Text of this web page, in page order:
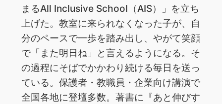
まるAll Inclusive School（AIS）」を立ち
上げた。教室に来られなくなった子が、自
分のペースで一歩を踏み出し、やがて笑顔
で「また明日ね」と言えるようになる。そ
の過程にそばでかかわり続ける毎日を送っ
ている。保護者・教職員・企業向け講演で
全国各地に登壇多数。著書に『あと伸びす